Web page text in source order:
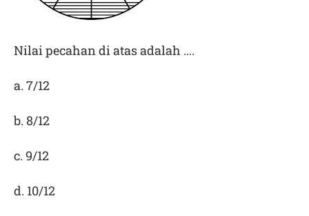
Nilai pecahan di atas adalah ….
a. 7/12
b. 8/12
c. 9/12
d. 10/12